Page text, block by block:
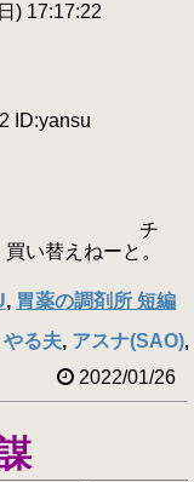
) 17:17:22
ID:yansu
チ
い替えねーと。
, 胃薬の調剤所 短編
やる夫, アスナ(SAO),
2022/01/26